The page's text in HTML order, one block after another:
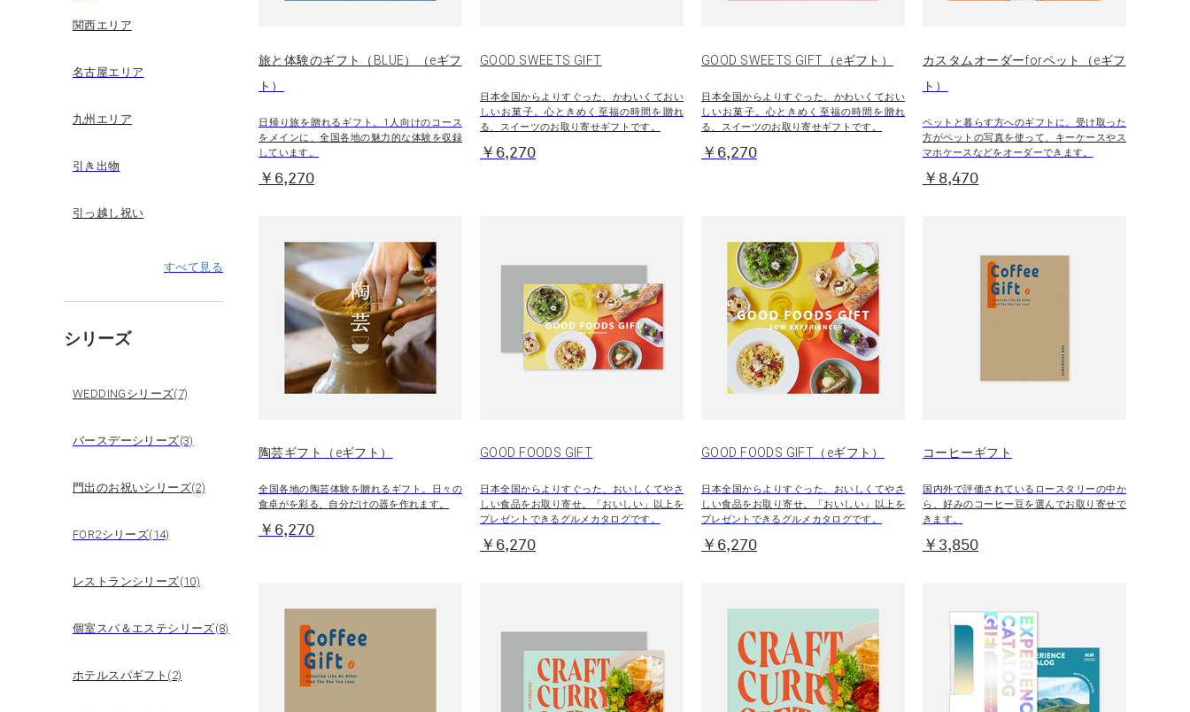
関西エリア
名古屋エリア
九州エリア
引き出物
引っ越し祝い
すべて見る
シリーズ
WEDDINGシリーズ(7)
バースデーシリーズ(3)
門出のお祝いシリーズ(2)
FOR2シリーズ(14)
レストランシリーズ(10)
個室スパ＆エステシリーズ(8)
ホテルスパギフト(2)
旅と体験のギフト（BLUE）（eギフ
ト）
日帰り旅を贈れるギフト。1人向けのコース
をメインに、全国各地の魅力的な体験を収録
しています。
￥6,270
GOOD SWEETS GIFT
日本全国からよりすぐった、かわいくておい
しいお菓子。心ときめく至福の時間を贈れ
る、スイーツのお取り寄せギフトです。
￥6,270
GOOD SWEETS GIFT（eギフト）
日本全国からよりすぐった、かわいくておい
しいお菓子。心ときめく至福の時間を贈れ
る、スイーツのお取り寄せギフトです。
￥6,270
カスタムオーダーforペット（eギフ
ト）
ペットと暮らす方へのギフトに。受け取った
方がペットの写真を使って、キーケースやス
マホケースなどをオーダーできます。
￥8,470
陶芸ギフト（eギフト）
全国各地の陶芸体験を贈れるギフト。日々の
食卓がを彩る、自分だけの器を作れます。
￥6,270
GOOD FOODS GIFT
日本全国からよりすぐった、おいしくてやさ
しい食品をお取り寄せ。「おいしい」以上を
プレゼントできるグルメカタログです。
￥6,270
GOOD FOODS GIFT（eギフト）
日本全国からよりすぐった、おいしくてやさ
しい食品をお取り寄せ。「おいしい」以上を
プレゼントできるグルメカタログです。
￥6,270
コーヒーギフト
国内外で評価されているロースタリーの中か
ら、好みのコーヒー豆を選んでお取り寄せで
きます。
￥3,850